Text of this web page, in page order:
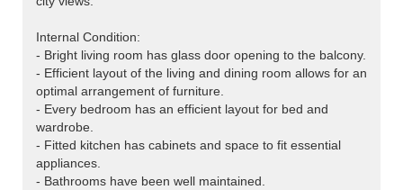
Internal Condition:
- Bright living room has glass door opening to the balcony.
- Efficient layout of the living and dining room allows for an
optimal arrangement of furniture.
- Every bedroom has an efficient layout for bed and
wardrobe.
- Fitted kitchen has cabinets and space to fit essential
appliances.
- Bathrooms have been well maintained.